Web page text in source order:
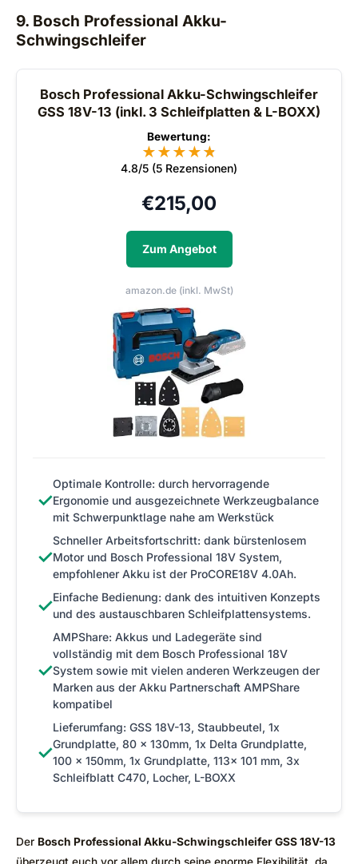
9. Bosch Professional Akku-
Schwingschleifer
Bosch Professional Akku-Schwingschleifer
GSS 18V-13 (inkl. 3 Schleifplatten & L-BOXX)
Bewertung:
★★★★★
★
4.8/5 (5 Rezensionen)
€215,00
Zum Angebot
amazon.de (inkl. MwSt)
✓
Optimale Kontrolle: durch hervorragende
Ergonomie und ausgezeichnete Werkzeugbalance
mit Schwerpunktlage nahe am Werkstück
✓
Schneller Arbeitsfortschritt: dank bürstenlosem
Motor und Bosch Professional 18V System,
empfohlener Akku ist der ProCORE18V 4.0Ah.
✓Einfache Bedienung: dank des intuitiven Konzepts
und des austauschbaren Schleifplattensystems.
✓
AMPShare: Akkus und Ladegeräte sind
vollständig mit dem Bosch Professional 18V
System sowie mit vielen anderen Werkzeugen der
Marken aus der Akku Partnerschaft AMPShare
kompatibel
✓
Lieferumfang: GSS 18V-13, Staubbeutel, 1x
Grundplatte, 80 x 130mm, 1x Delta Grundplatte,
100 x 150mm, 1x Grundplatte, 113x 101 mm, 3x
Schleifblatt C470, Locher, L-BOXX
Der Bosch Professional Akku-Schwingschleifer GSS 18V-13